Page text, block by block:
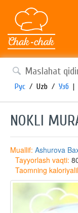
Рус / Uzb / Узб |
NOKLI
Muallif: Ashurova
Tayyorlash vaqti:
Taomning